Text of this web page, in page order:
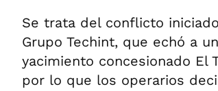
Se trata del conflicto
Grupo Techint, que echó a
yacimiento concesionado El
por lo que los operarios